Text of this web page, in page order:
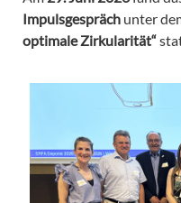
Impulsgespräch unter
optimale Zirkularität“